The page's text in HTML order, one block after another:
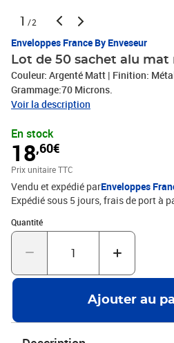
1 /2
Enveloppes France By Enveseur
Lot de 50 sachet alu mat
Couleur: Argenté Matt | Finition:
Grammage:70 Microns.
Voir la description
En stock
18,60€
Prix unitaire TTC
Vendu et expédié parEnveloppes
Expédié sous 5 jours, frais de port à
Quantité
Quantité : 1
Ajouter au